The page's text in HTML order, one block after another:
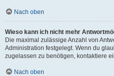
Nach oben
Wieso kann ich nicht mehr
Die maximal zulässige Anzahl von
Administration festgelegt. Wenn du
zugelassen zu benötigen, kontaktiere
Nach oben